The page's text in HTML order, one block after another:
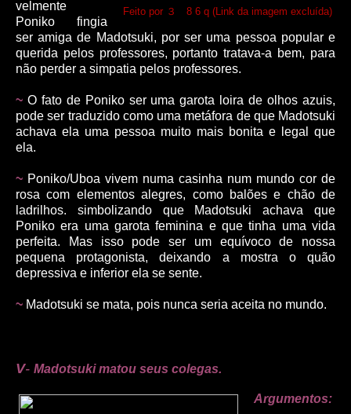
Feito por ３ 8 6 q (Link da imagem excluída)
velmente
Poniko fingia
ser amiga de Madotsuki, por ser uma pessoa popular e
querida pelos professores, portanto tratava-a bem, para
não perder a simpatia pelos professores.
~ O fato de Poniko ser uma garota loira de olhos azuis,
pode ser traduzido como uma metáfora de que Madotsuki
achava ela uma pessoa muito mais bonita e legal que
ela.
~ Poniko/Uboa vivem numa casinha num mundo cor de
rosa com elementos alegres, como balões e chão de
ladrilhos. simbolizando que Madotsuki achava que
Poniko era uma garota feminina e que tinha uma vida
perfeita. Mas isso pode ser um equívoco de nossa
pequena protagonista, deixando a mostra o quão
depressiva e inferior ela se sente.
~ Madotsuki se mata, pois nunca seria aceita no mundo.
V- Madotsuki matou seus colegas.
Argumentos: